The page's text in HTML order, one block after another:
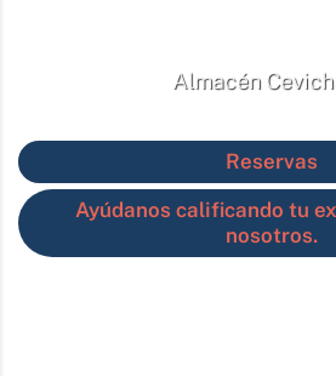
Almacén
Reservas
Ayúdanos calificando tu
nosotros.